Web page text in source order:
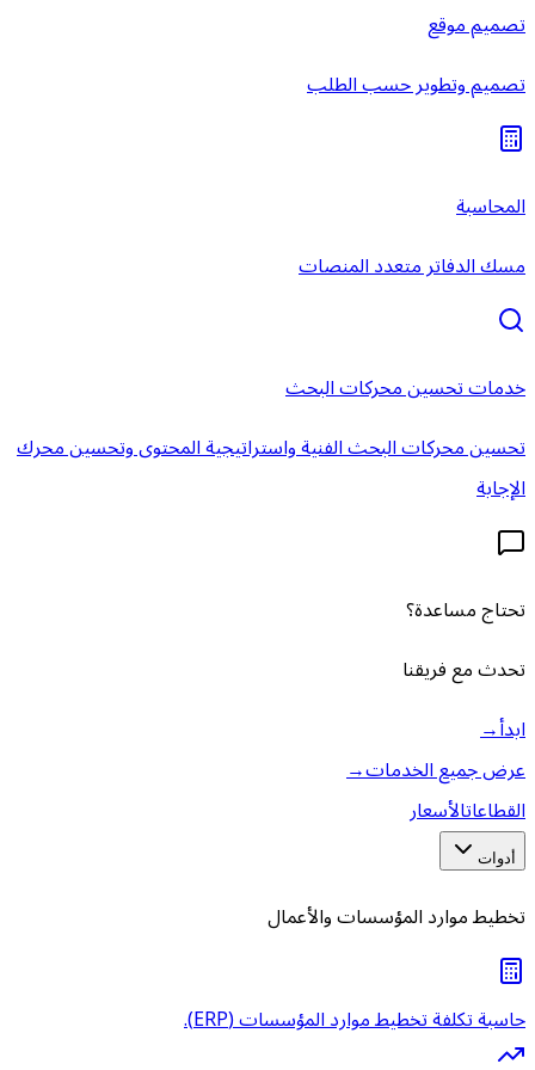
تصميم موقع
تصميم وتطوير حسب الطلب
المحاسبة
مسك الدفاتر متعدد المنصات
خدمات تحسين محركات البحث
تحسين محركات البحث الفنية واستراتيجية المحتوى وتحسين محرك
الإجابة
تحتاج مساعدة؟
تحدث مع فريقنا
ابدأ→
عرض جميع الخدمات→
القطاعاتالأسعار
أدوات
تخطيط موارد المؤسسات والأعمال
حاسبة تكلفة تخطيط موارد المؤسسات (ERP).